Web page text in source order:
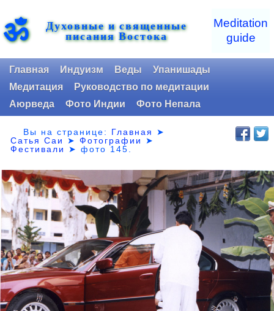
ॐ Духовные и священные
писания Востока
Meditation
guide
Главная Индуизм Веды
Упанишады
Медитация
Руководство по медитации
Аюрведа
Фото Индии Фото Непала
Вы на странице: Главная
➤
Сатья Саи
➤Фотографии
➤
Фестивали
➤фото 145.